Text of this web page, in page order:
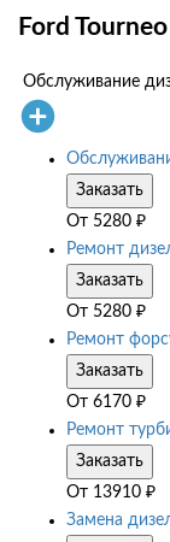
Ford
Обслуживание
Заказать
От 5280 ₽
Ремонт
Заказать
От 5280 ₽
Ремонт
Заказать
От 6170 ₽
Ремонт
Заказать
От 13910 ₽
Замена